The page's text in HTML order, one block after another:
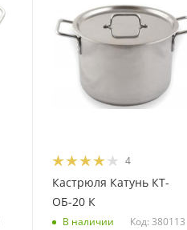
4
Кастрюля Катунь КТ-
ОБ-20 К
В наличии Код: 380113